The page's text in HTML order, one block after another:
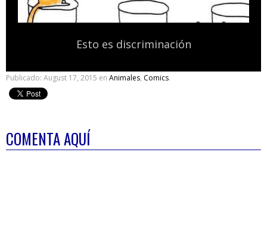
Esto es discriminación
Publicado: August 17, 2015 en Animales, Comics.
COMENTA AQUÍ